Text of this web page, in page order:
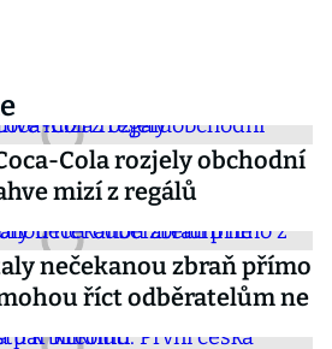
Cola rozjely obchodní
mizí z regálů
nečekanou zbraň přímo
říct odběratelům ne